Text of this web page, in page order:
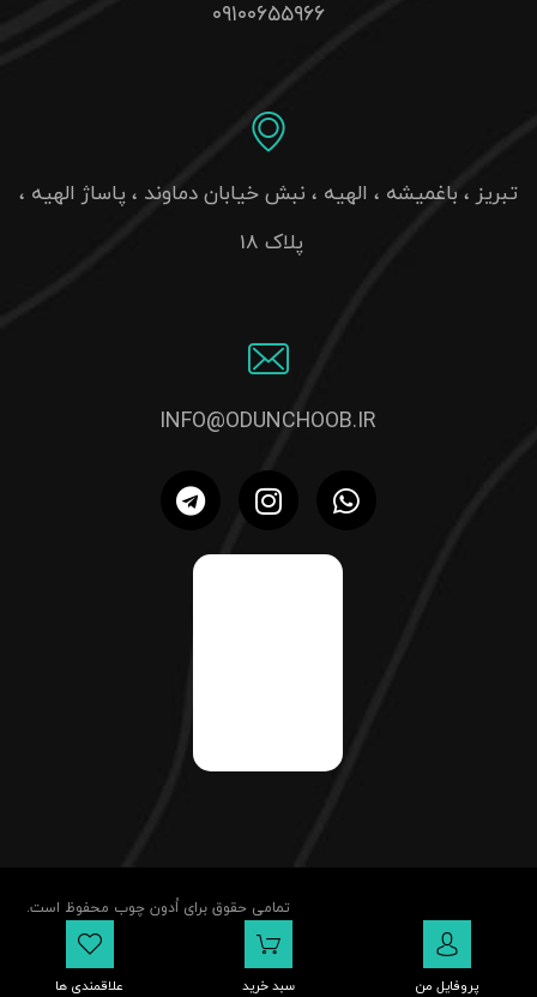
تبریز ، باغمیشه ، الهیه ، نبش خیابان دماوند ، پاساژ الهیه ،
INFO@ODUNCHOOB.IR
پروفایل من سبد خرید علاقمندی ها